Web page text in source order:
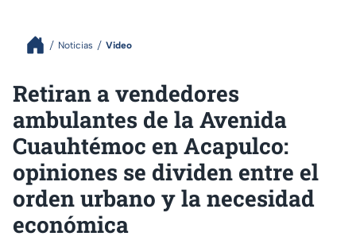
Noticias Video
Retiran a vendedores
ambulantes de la Avenida
Cuauhtémoc en Acapulco:
opiniones se dividen entre el
orden urbano y la necesidad
económica